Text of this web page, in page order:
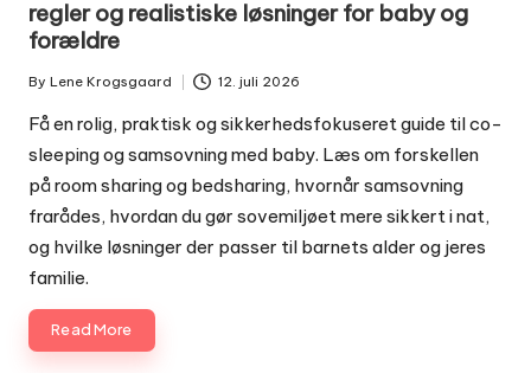
regler og realistiske løsninger for baby og
forældre
Posted
by
By Lene Krogsgaard 12. juli 2026
Få en rolig, praktisk og sikkerhedsfokuseret guide til co-
sleeping og samsovning med baby. Læs om forskellen
på room sharing og bedsharing, hvornår samsovning
frarådes, hvordan du gør sovemiljøet mere sikkert i nat,
og hvilke løsninger der passer til barnets alder og jeres
familie.
Read More